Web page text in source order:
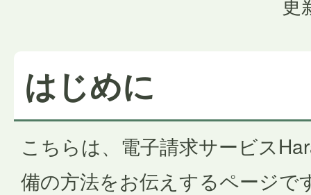
はじめに
こちらは、電子請求サービス
備の方法をお伝えするページで